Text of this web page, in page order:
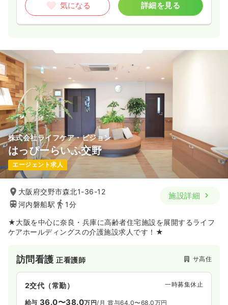
気になる 詳細を見る
株式会社ライフケア・ビジョン
はっぴーらいふ交野
エージェント求人
大阪府交野市森北1-36-12
河内磐船駅
1分
施設詳細
★大阪を中心に奈良・兵庫に高齢者住宅施設を展開するライフ
ケアホールディングスの介護施設求人です！★
訪問看護正看護師 サ高住
2交代（常勤） 一時募集休止
給与 36.0〜38.0万円/月 賞与64.0〜68.0万円